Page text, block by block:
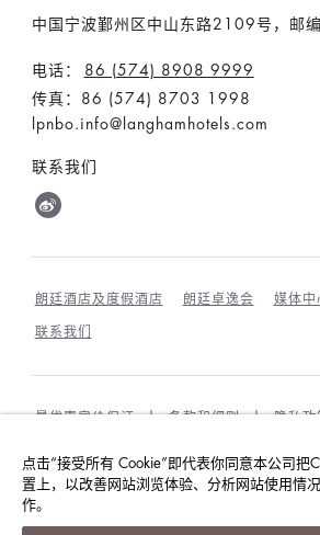
中国宁波鄞州区中山东路2109号，邮
电话：
86 (574) 8908 9999
传真：86 (574) 8703 1998
lpnbo.info@langhamhotels.com
联系我们
朗廷酒店及度假酒店 朗廷卓逸会 媒体中
联系我们
最优惠房价保证 条款和细则 隐私政
ACCESSIBILITY
©朗廷酒店国际有限公司
点击“接受所有 Cookie”即代表你同意本公司把
置上，以改善网站浏览体验、分析网站使用情
作。